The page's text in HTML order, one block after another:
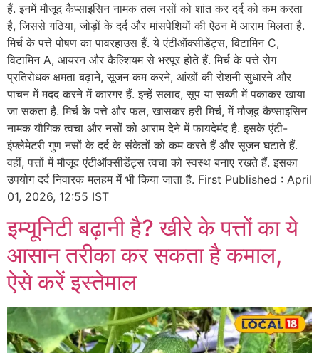
हैं. इनमें मौजूद कैप्साइसिन नामक तत्व नसों को शांत कर दर्द को कम करता
है, जिससे गठिया, जोड़ों के दर्द और मांसपेशियों की ऐंठन में आराम मिलता है.
मिर्च के पत्ते पोषण का पावरहाउस हैं. ये एंटीऑक्सीडेंट्स, विटामिन C,
विटामिन A, आयरन और कैल्शियम से भरपूर होते हैं. मिर्च के पत्ते रोग
प्रतिरोधक क्षमता बढ़ाने, सूजन कम करने, आंखों की रोशनी सुधारने और
पाचन में मदद करने में कारगर हैं. इन्हें सलाद, सूप या सब्जी में पकाकर खाया
जा सकता है. मिर्च के पत्ते और फल, खासकर हरी मिर्च, में मौजूद कैप्साइसिन
नामक यौगिक त्वचा और नसों को आराम देने में फायदेमंद है. इसके एंटी-
इंफ्लेमेटरी गुण नसों के दर्द के संकेतों को कम करते हैं और सूजन घटाते हैं.
वहीं, पत्तों में मौजूद एंटीऑक्सीडेंट्स त्वचा को स्वस्थ बनाए रखते हैं. इसका
उपयोग दर्द निवारक मलहम में भी किया जाता है. First Published : April
01, 2026, 12:55 IST
इम्यूनिटी बढ़ानी है? खीरे के पत्तों का ये
आसान तरीका कर सकता है कमाल,
ऐसे करें इस्तेमाल